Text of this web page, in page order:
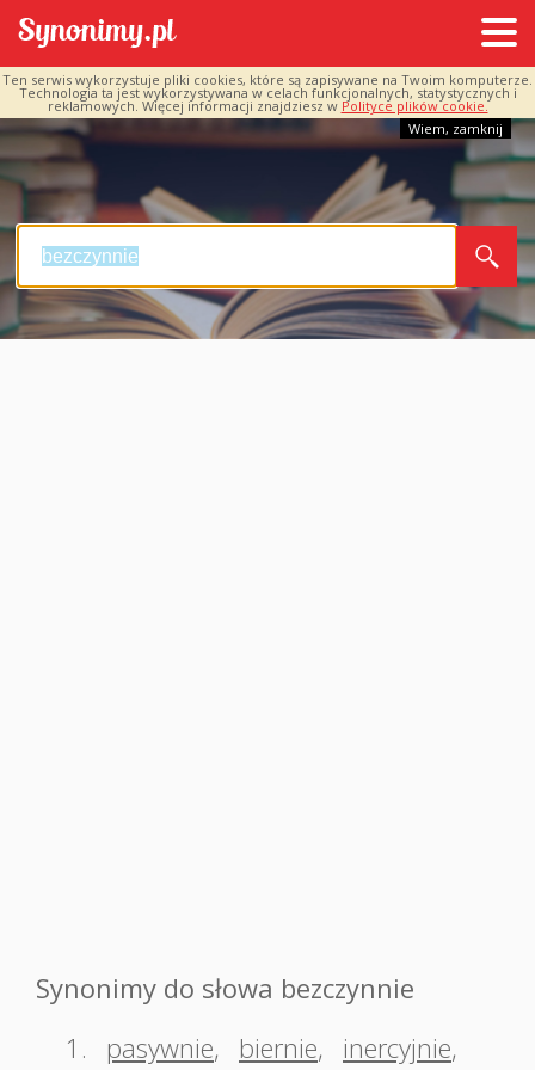
Ten serwis wykorzystuje pliki cookies, które są zapisywane na Twoim komputerze.
Technologia ta jest wykorzystywana w celach funkcjonalnych, statystycznych i
reklamowych. Więcej informacji znajdziesz w Polityce plików cookie.
Wiem, zamknij
Synonimy do słowa bezczynnie
1.
pasywnie, biernie, inercyjnie,